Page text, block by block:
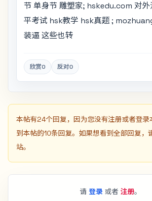
节 单身节 雕塑家; hskedu.com 对
平考试 hsk教学 hsk真题 ;
装逼 这些也转
欣赏0 反对0
本帖有24个回复，因为您没有注册或者登录
到本帖的10条回复。如果想看到全部回复，
站。
请 登录 或者 注册。